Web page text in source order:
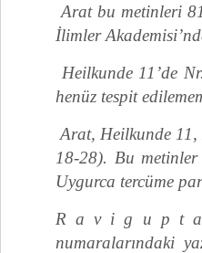
Arat bu metinleri
İlimler
Heilkunde 11’de
henüz tespit
Arat, Heilkunde 11,
18-28). Bu metinler
Uygurca tercüme
R a v i g u p t
numaralarındaki